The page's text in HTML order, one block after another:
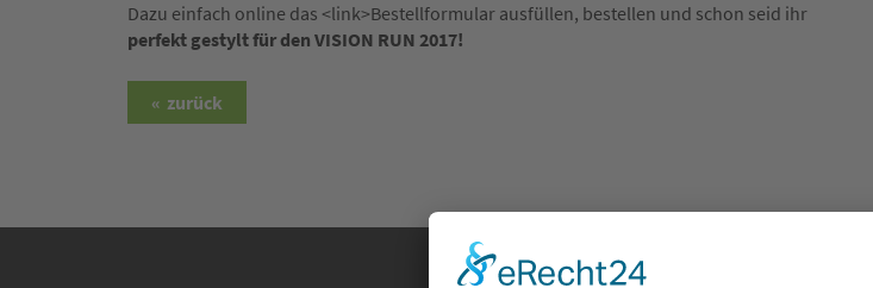
Dazu einfach online das <link>Bestellformular ausfüllen, bestellen und schon seid ihr
perfekt gestylt für den VISION RUN 2017!
zurück